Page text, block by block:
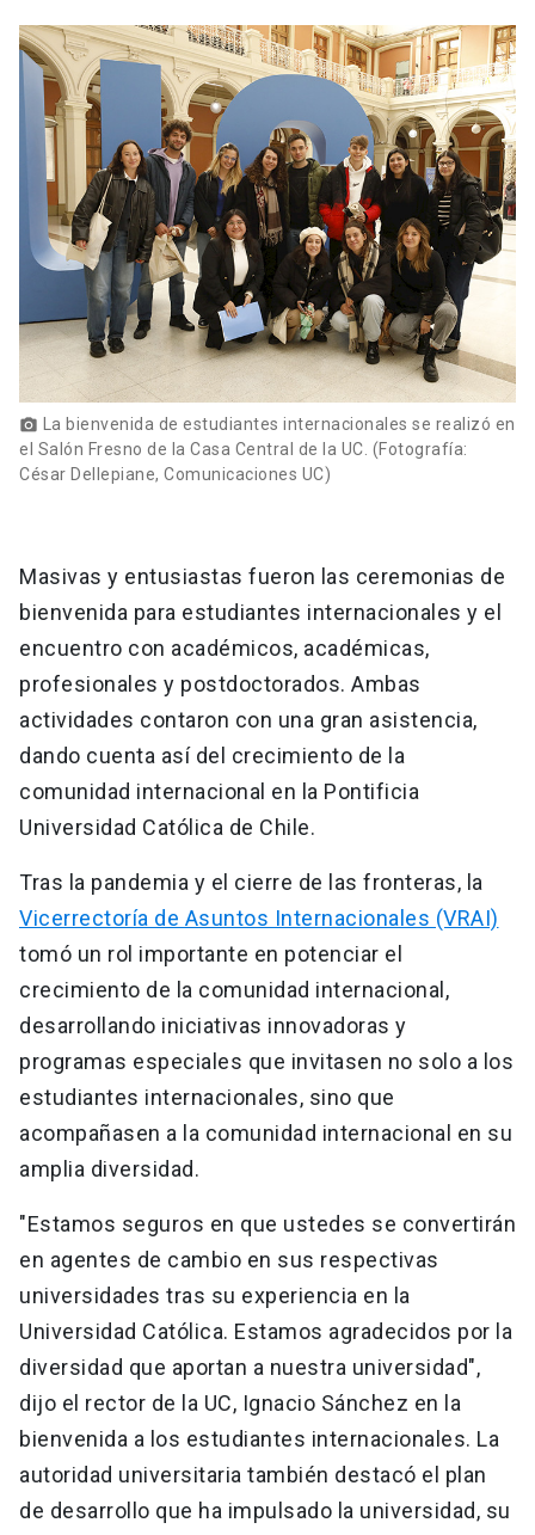
Alumni launch
Padres y familia
Vecinos launch
Mi Portal UC launch
Medios Biblioteca launch
Donaciones launch
photo_camera La bienvenida de estudiantes internacionales se realizó en
el Salón Fresno de la Casa Central de la UC. (Fotografía:
César Dellepiane, Comunicaciones UC)
Masivas y entusiastas fueron las ceremonias de
bienvenida para estudiantes internacionales y el
encuentro con académicos, académicas,
profesionales y postdoctorados. Ambas
actividades contaron con una gran asistencia,
dando cuenta así del crecimiento de la
comunidad internacional en la Pontificia
Universidad Católica de Chile.
Tras la pandemia y el cierre de las fronteras, la
Vicerrectoría de Asuntos Internacionales (VRAI)
tomó un rol importante en potenciar el
crecimiento de la comunidad internacional,
desarrollando iniciativas innovadoras y
programas especiales que invitasen no solo a los
estudiantes internacionales, sino que
acompañasen a la comunidad internacional en su
amplia diversidad.
"Estamos seguros en que ustedes se convertirán
en agentes de cambio en sus respectivas
universidades tras su experiencia en la
Universidad Católica. Estamos agradecidos por la
diversidad que aportan a nuestra universidad",
dijo el rector de la UC, Ignacio Sánchez en la
bienvenida a los estudiantes internacionales. La
autoridad universitaria también destacó el plan
de desarrollo que ha impulsado la universidad, su